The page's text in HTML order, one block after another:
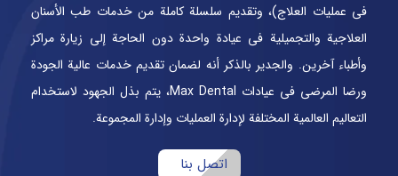
في عمليات العلاج)، وتقديم سلسلة كاملة من خدمات طب الأسنان
العلاجية والتجميلية في عيادة واحدة دون الحاجة إلى زيارة مراكز
وأطباء آخرين. والجدير بالذكر أنه لضمان تقديم خدمات عالية الجودة
ورضا المرضى في عيادات Max Dental، يتم بذل الجهود لاستخدام
التعاليم العالمية المختلفة لإدارة العمليات وإدارة المجموعة.
اتصل بنا